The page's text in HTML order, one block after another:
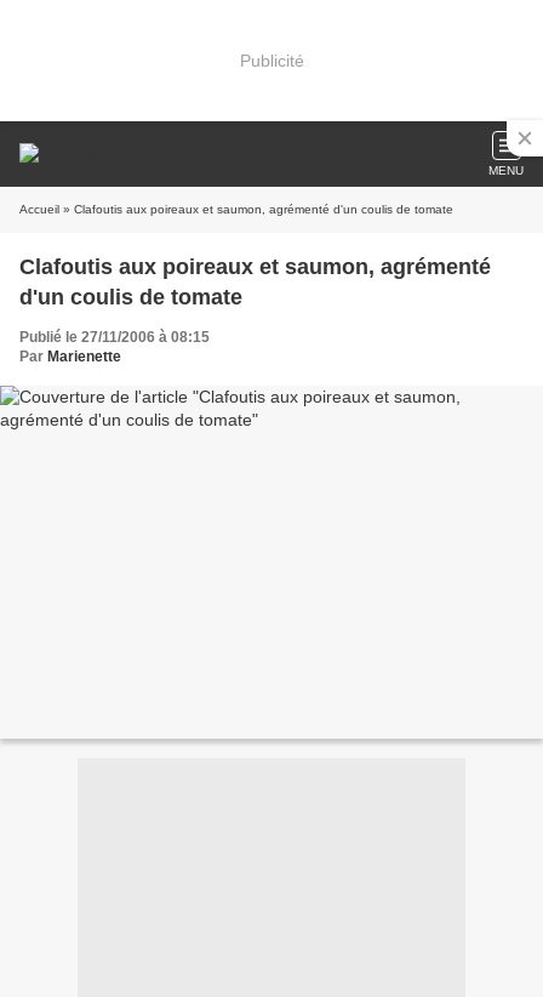
Publicité
MENU
Accueil » Clafoutis aux poireaux et saumon, agrémenté d'un coulis de tomate
Clafoutis aux poireaux et saumon, agrémenté
d'un coulis de tomate
Publié le 27/11/2006 à 08:15
Par Marienette